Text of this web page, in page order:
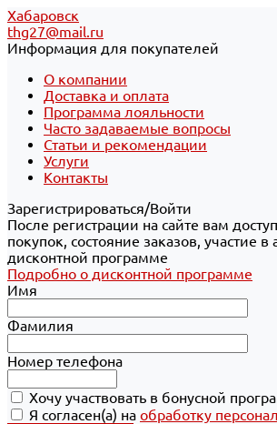
Хабаровск
thg27@mail.ru
Информация для покупателей
О компании
Доставка и оплата
Программа лояльности
Часто задаваемые вопросы
Статьи и рекомендации
Услуги
Контакты
Зарегистрироваться/Войти
После регистрации на сайте вам
покупок, состояние заказов, участие в
дисконтной программе
Подробно о дисконтной программе
Имя
Фамилия
Номер телефона
Хочу участвовать в бонусной
Я согласен(а) на обработку